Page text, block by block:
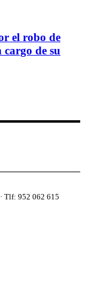
el robo de
de su
Tlf: 952 062 615